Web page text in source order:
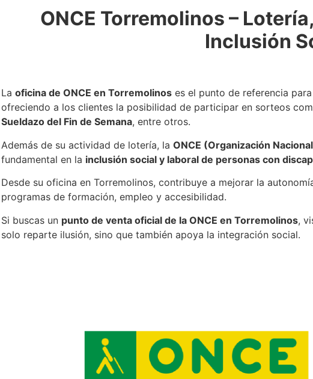
ONCE Torremolinos –
Inclusión
Laoficina de ONCE en Torremolinos es el punto de referencia
ofreciendo a los clientes la posibilidad de participar en sorteos
Sueldazo del Fin de Semana, entre otros.
Además de su actividad de lotería, laONCE (Organización
fundamental en la inclusión social y laboral de personas con
Desde su oficina en Torremolinos, contribuye a mejorar la
programas de formación, empleo y accesibilidad.
Si buscas un punto de venta oficial de la ONCE en Torremolinos,
solo reparte ilusión, sino que también apoya la integración social.